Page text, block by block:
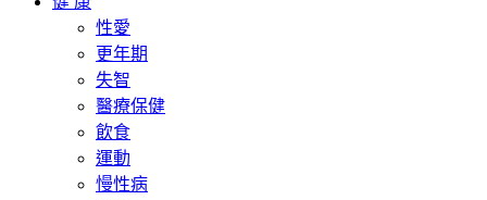
性愛
更年期
失智
醫療保健
飲食
運動
慢性病